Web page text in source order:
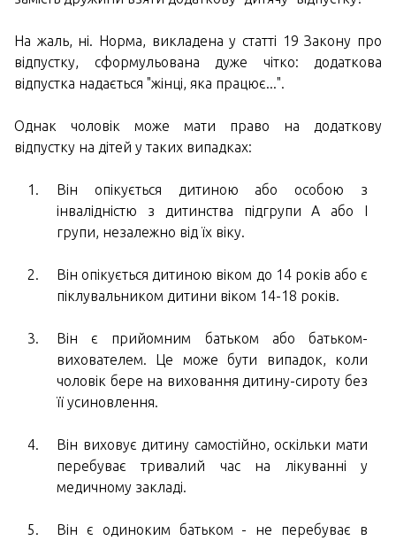
На жаль, ні. Норма, викладена у статті 19 Закону про
відпустку, сформульована дуже чітко: додаткова
відпустка надається "жінці, яка працює...".
Однак чоловік може мати право на додаткову
відпустку на дітей у таких випадках:
Він опікується дитиною або особою з
інвалідністю з дитинства підгрупи А або I
групи, незалежно від їх віку.
Він опікується дитиною віком до 14 років або є
піклувальником дитини віком 14-18 років.
Він є прийомним батьком або батьком-
вихователем. Це може бути випадок, коли
чоловік бере на виховання дитину-сироту без
її усиновлення.
Він виховує дитину самостійно, оскільки мати
перебуває тривалий час на лікуванні у
медичному закладі.
Він є одиноким батьком - не перебуває в